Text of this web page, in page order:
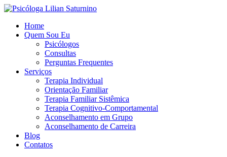
Home
Quem Sou Eu
Psicólogos
Consultas
Perguntas Frequentes
Serviços
Terapia Individual
Orientação Familiar
Terapia Familiar Sistêmica
Terapia Cognitivo-Comportamental
Aconselhamento em Grupo
Aconselhamento de Carreira
Blog
Contatos